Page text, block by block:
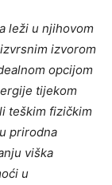
leži u njihovom
izvorom
opcijom
tijekom
teškim fizičkim
prirodna
viška
u